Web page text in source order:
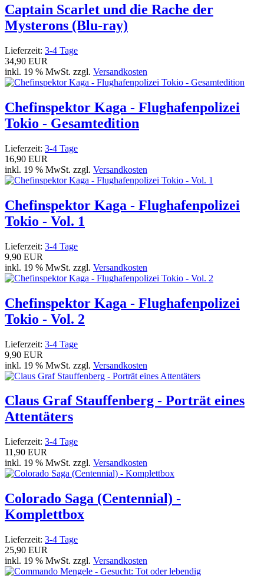
Captain Scarlet und die Rache der
Mysterons (Blu-ray)
Lieferzeit: 3-4 Tage
34,90 EUR
inkl. 19 % MwSt. zzgl. Versandkosten
Chefinspektor Kaga - Flughafenpolizei
Tokio - Gesamtedition
Lieferzeit: 3-4 Tage
16,90 EUR
inkl. 19 % MwSt. zzgl. Versandkosten
Chefinspektor Kaga - Flughafenpolizei
Tokio - Vol. 1
Lieferzeit: 3-4 Tage
9,90 EUR
inkl. 19 % MwSt. zzgl. Versandkosten
Chefinspektor Kaga - Flughafenpolizei
Tokio - Vol. 2
Lieferzeit: 3-4 Tage
9,90 EUR
inkl. 19 % MwSt. zzgl. Versandkosten
Claus Graf Stauffenberg - Porträt eines
Attentäters
Lieferzeit: 3-4 Tage
11,90 EUR
inkl. 19 % MwSt. zzgl. Versandkosten
Colorado Saga (Centennial) -
Komplettbox
Lieferzeit: 3-4 Tage
25,90 EUR
inkl. 19 % MwSt. zzgl. Versandkosten